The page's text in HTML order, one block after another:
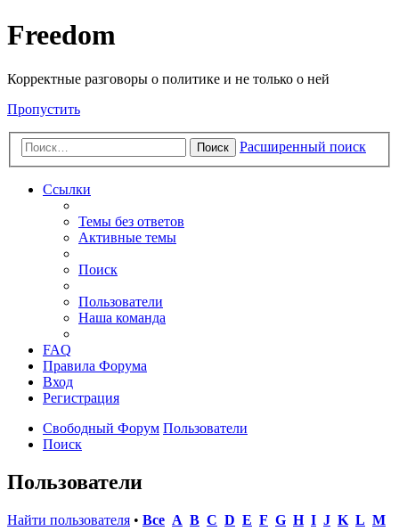
Freedom
Корректные разговоры о политике и не только о ней
Пропустить
Поиск Расширенный поиск
Ссылки
Темы без ответов
Активные темы
Поиск
Пользователи
Наша команда
FAQ
Правила Форума
Вход
Регистрация
Свободный Форум Пользователи
Поиск
Пользователи
Найти пользователя • Все A B C D E F G H I J K L M